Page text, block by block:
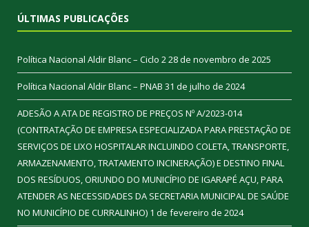
ÚLTIMAS PUBLICAÇÕES
Política Nacional Aldir Blanc – Ciclo 228 de novembro de 2025
Política Nacional Aldir Blanc – PNAB 31 de julho de 2024
ADESÃO A ATA DE REGISTRO DE PREÇOS Nº A/2023-014
(CONTRATAÇÃO DE EMPRESA ESPECIALIZADA PARA PRESTAÇÃO DE
SERVIÇOS DE LIXO HOSPITALAR INCLUINDO COLETA, TRANSPORTE,
ARMAZENAMENTO, TRATAMENTO INCINERAÇÃO) E DESTINO FINAL
DOS RESÍDUOS, ORIUNDO DO MUNICÍPIO DE IGARAPÉ AÇU, PARA
ATENDER AS NECESSIDADES DA SECRETARIA MUNICIPAL DE SAÚDE
NO MUNICÍPIO DE CURRALINHO) 1 de fevereiro de 2024